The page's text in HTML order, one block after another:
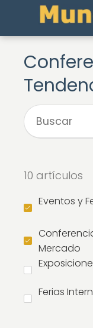
10 artículos
Eventos y
Mercado
Ferias